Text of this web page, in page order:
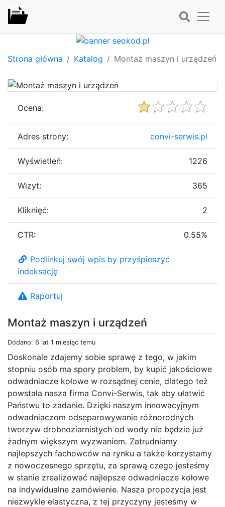
Strona główna Katalog Montaż maszyn i urządzeń
Montaż maszyn i urządzeń
Dodano: 6 lat 1 miesiąc temu
Doskonale zdajemy sobie sprawę z tego, w jakim
stopniu osób ma spory problem, by kupić jakościowe
odwadniacze kołowe w rozsądnej cenie, dlatego też
powstała nasza firma Convi-Serwis, tak aby ułatwić
Państwu to zadanie. Dzięki naszym innowacyjnym
odwadniaczom odseparowywanie różnorodnych
tworzyw drobnoziarnistych od wody nie będzie już
żadnym większym wyzwaniem. Zatrudniamy
najlepszych fachowców na rynku a także korzystamy
z nowoczesnego sprzętu, za sprawą czego jesteśmy
w stanie zrealizować najlepsze odwadniacze kołowe
na indywidualne zamówienie. Nasza propozycja jest
niezwykle elastyczna, z tej przyczyny jesteśmy w
Ocena:
Adres strony: convi-serwis.pl
Wyświetleń: 1226
Wizyt: 365
Kliknięć: 2
CTR: 0.55%
Podlinkuj swój wpis by przyśpieszyć
indeksację
Raportuj